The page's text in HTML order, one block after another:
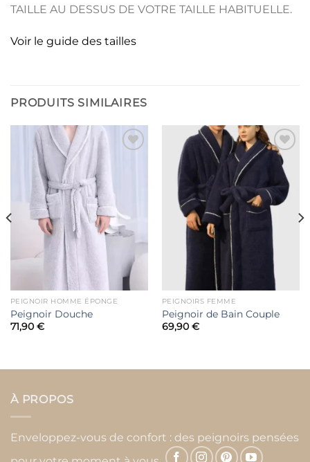
TAILLE AU DESSUS DE VOTRE TAILLE HABITUELLE.
Voir le guide des tailles
PRODUITS SIMILAIRES
PEIGNOIR HOMME ÉPONGE
Peignoir Douche
71,90 €
Ajouter
à la liste
souhaits
PEIGNOIRS FEMME
Peignoir de Bain Couple
69,90 €
À PROPOS
Enveloppez-vous de confort : des peignoirs pensées